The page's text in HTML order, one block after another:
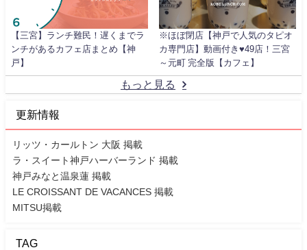
【三宮】ランチ難民！遅くまでラ
ンチがあるカフェ店まとめ【神
戸】
※ほぼ閉店【神戸で人気のタピオ
カ専門店】動画付き♥49店！三宮
～元町 完全版【カフェ】
もっと見る
更新情報
リッツ・カールトン 大阪 掲載
ラ・スイート神戸ハーバーランド 掲載
神戸みなと温泉蓮 掲載
LE CROISSANT DE VACANCES 掲載
MITSU掲載
TAG